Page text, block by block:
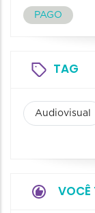
PAGO
TAG
Audiovisual
VOCÊ